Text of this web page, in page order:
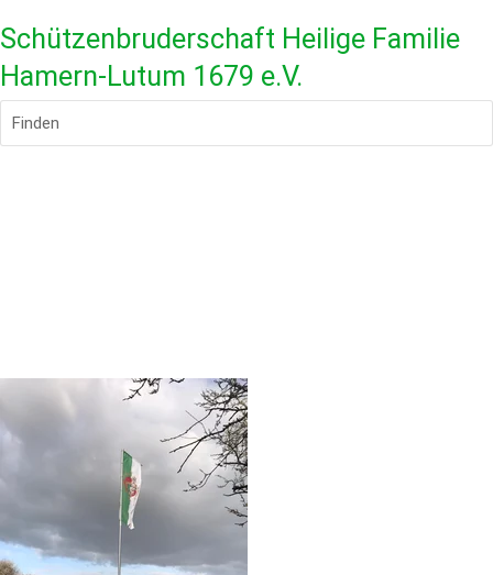
Schützenbruderschaft Heilige Familie
Hamern-Lutum 1679 e.V.
Finden